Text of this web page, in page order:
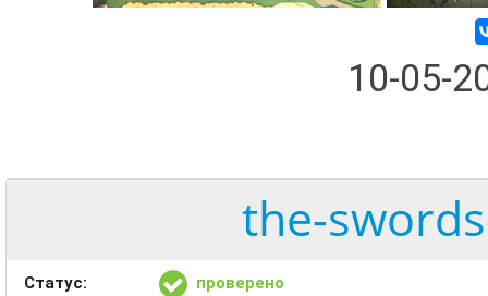
10-05-
the-
Статус: проверено